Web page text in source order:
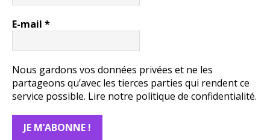
E-mail *
Nous gardons vos données privées et ne les
partageons qu’avec les tierces parties qui rendent ce
service possible. Lire notre politique de confidentialité.